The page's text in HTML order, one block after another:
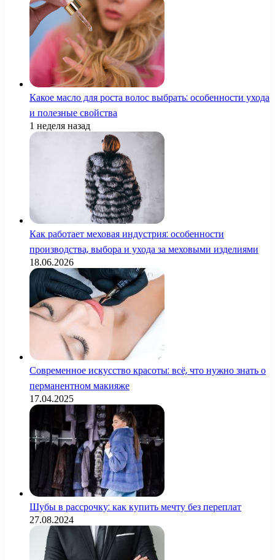
Какое масло для роста волос выбрать: особенности ухода
и полезные свойства
1 неделя назад
Как работает меховая индустрия: особенности
производства, выбора и ухода за меховыми изделиями
18.06.2026
Современное искусство красоты: всё, что нужно знать о
перманентном макияже
17.04.2025
Шубы в рассрочку: как купить мечту без переплат
27.08.2024